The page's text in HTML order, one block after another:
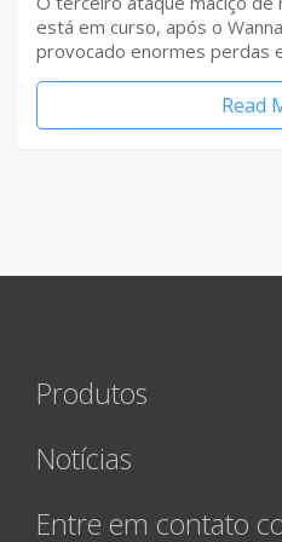
está em curso, após o
provocado enormes perdas
Read
Produtos
Notícias
Entre em contato